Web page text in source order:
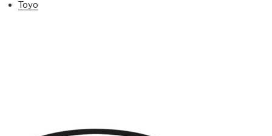
Toyo